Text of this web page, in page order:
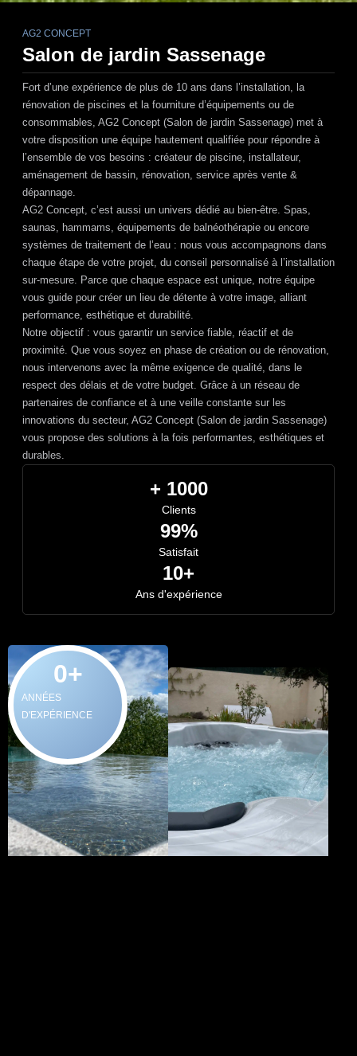
ANNÉES
D'EXPÉRIENCE
0+
AG2 CONCEPT
Salon de jardin Sassenage
Fort d’une expérience de plus de 10 ans dans l’installation, la
rénovation de piscines et la fourniture d’équipements ou de
consommables, AG2 Concept (Salon de jardin Sassenage) met à
votre disposition une équipe hautement qualifiée pour répondre à
l’ensemble de vos besoins : créateur de piscine, installateur,
aménagement de bassin, rénovation, service après vente &
dépannage.
AG2 Concept, c’est aussi un univers dédié au bien-être. Spas,
saunas, hammams, équipements de balnéothérapie ou encore
systèmes de traitement de l’eau : nous vous accompagnons dans
chaque étape de votre projet, du conseil personnalisé à l’installation
sur-mesure. Parce que chaque espace est unique, notre équipe
vous guide pour créer un lieu de détente à votre image, alliant
performance, esthétique et durabilité.
Notre objectif : vous garantir un service fiable, réactif et de
proximité. Que vous soyez en phase de création ou de rénovation,
nous intervenons avec la même exigence de qualité, dans le
respect des délais et de votre budget. Grâce à un réseau de
partenaires de confiance et à une veille constante sur les
innovations du secteur, AG2 Concept (Salon de jardin Sassenage)
vous propose des solutions à la fois performantes, esthétiques et
durables.
+ 1000
Clients
99%
Satisfait
10+
Ans d'expérience